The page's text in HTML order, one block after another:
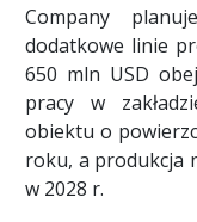
Company
dodatkowe linie
650 mln USD
pracy w
obiektu o
roku, a produkcja
w 2028 r.